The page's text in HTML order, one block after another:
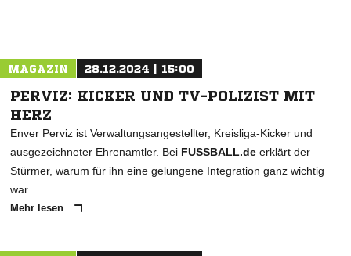
MAGAZIN 28.12.2024 | 15:00
PERVIZ: KICKER UND TV-POLIZIST MIT
HERZ
Enver Perviz ist Verwaltungsangestellter, Kreisliga-Kicker und
ausgezeichneter Ehrenamtler. Bei FUSSBALL.de erklärt der
Stürmer, warum für ihn eine gelungene Integration ganz wichtig
war.
Mehr lesen